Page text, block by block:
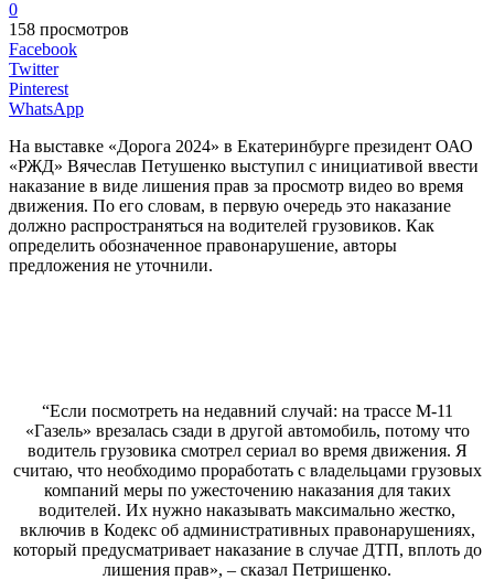
0
158 просмотров
Facebook
Twitter
Pinterest
WhatsApp
На выставке «Дорога 2024» в Екатеринбурге президент ОАО
«РЖД» Вячеслав Петушенко выступил с инициативой ввести
наказание в виде лишения прав за просмотр видео во время
движения. По его словам, в первую очередь это наказание
должно распространяться на водителей грузовиков. Как
определить обозначенное правонарушение, авторы
предложения не уточнили.
“Если посмотреть на недавний случай: на трассе М-11
«Газель» врезалась сзади в другой автомобиль, потому что
водитель грузовика смотрел сериал во время движения. Я
считаю, что необходимо проработать с владельцами грузовых
компаний меры по ужесточению наказания для таких
водителей. Их нужно наказывать максимально жестко,
включив в Кодекс об административных правонарушениях,
который предусматривает наказание в случае ДТП, вплоть до
лишения прав», – сказал Петришенко.